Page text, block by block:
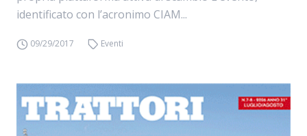
identificato con l’acronimo CIAM...
09/29/2017 Eventi